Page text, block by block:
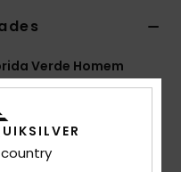
Verde Homem
Cor